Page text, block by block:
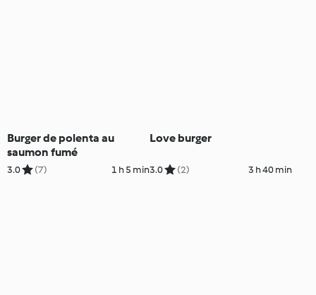
Burger de polenta au
saumon fumé
3.0 (7) 1 h 5 min
Love burger
3.0 (2) 3 h 40 min